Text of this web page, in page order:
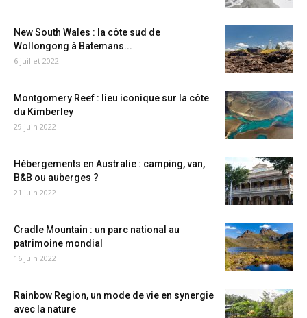
New South Wales : la côte sud de
Wollongong à Batemans...
6 juillet 2022
Montgomery Reef : lieu iconique sur la côte
du Kimberley
29 juin 2022
Hébergements en Australie : camping, van,
B&B ou auberges ?
21 juin 2022
Cradle Mountain : un parc national au
patrimoine mondial
16 juin 2022
Rainbow Region, un mode de vie en synergie
avec la nature